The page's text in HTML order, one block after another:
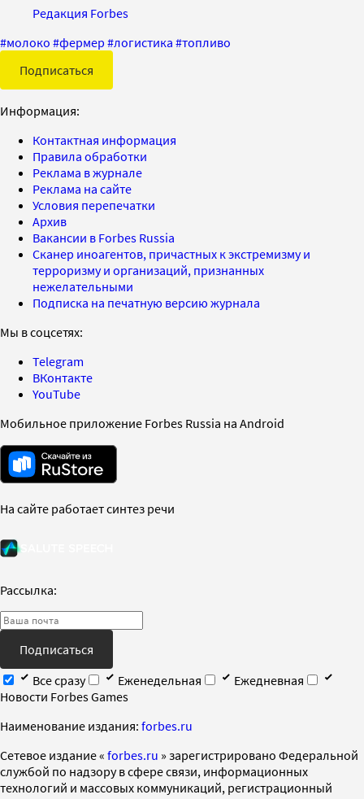
Редакция Forbes
#молоко #фермер #логистика #топливо
Подписаться
Информация:
Контактная информация
Правила обработки
Реклама в журнале
Реклама на сайте
Условия перепечатки
Архив
Вакансии в Forbes Russia
Сканер иноагентов, причастных к экстремизму и
терроризму и организаций, признанных
нежелательными
Подписка на печатную версию журнала
Мы в соцсетях:
Telegram
ВКонтакте
YouTube
Мобильное приложение Forbes Russia на Android
На сайте работает синтез речи
Рассылка:
Подписаться
Все сразу
Еженедельная
Ежедневная
Новости Forbes Games
Наименование издания: forbes.ru
Cетевое издание « forbes.ru » зарегистрировано Федеральной
службой по надзору в сфере связи, информационных
технологий и массовых коммуникаций, регистрационный